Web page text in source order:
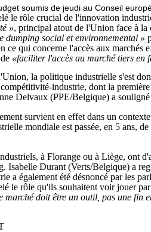
soumis de jeudi au Conseil
le rôle crucial de l'innovation
», principal atout de l'Union face à la
dumping social et environnemental »
ce qui concerne l'accès aux marchés
«faciliter l'accès au marché tiers en
la politique industrielle s'est
industrie, dont la
Delvaux (PPE/Belgique) a
survient en effet dans un
mondiale est passée, en 5 ans,
à Florange ou à Liège, ont
Isabelle Durant (Verts/Belgique) a
a également été désnoncé par les
le rôle qu'ils souhaitent voir jouer
marché doit être un outil, pas une fin